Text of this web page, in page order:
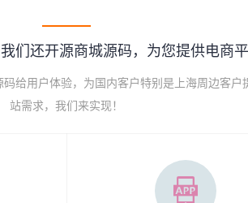
们还开源商城源码，为您提供电商
给用户体验，为国内客户特别是上海周边客
站需求，我们来实现！